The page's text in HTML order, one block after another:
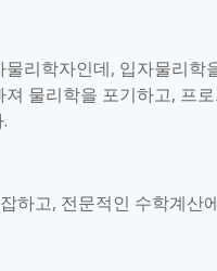
물리학자인데, 입자물리학
물리학을 포기하고, 프
.
하고, 전문적인 수학계산